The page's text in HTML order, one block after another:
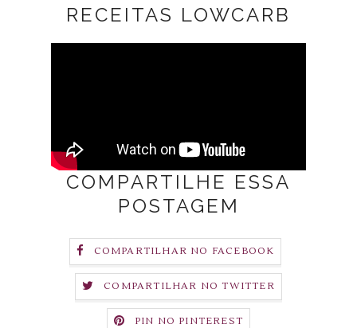
RECEITAS LOWCARB
COMPARTILHE ESSA
POSTAGEM
COMPARTILHAR NO FACEBOOK
COMPARTILHAR NO TWITTER
PIN NO PINTEREST